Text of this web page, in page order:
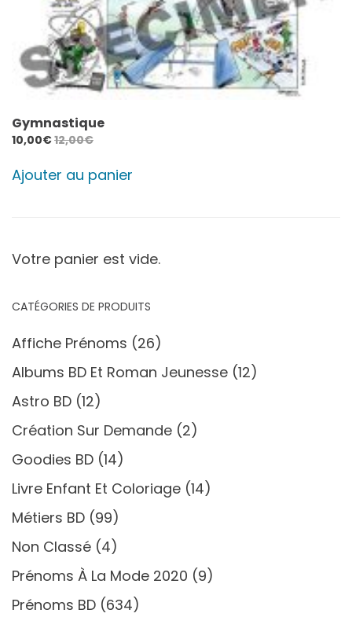
Gymnastique
10,00€12,00€
Ajouter au panier
Votre panier est vide.
CATÉGORIES DE PRODUITS
Affiche Prénoms (26)
Albums BD Et Roman Jeunesse (12)
Astro BD (12)
Création Sur Demande (2)
Goodies BD (14)
Livre Enfant Et Coloriage (14)
Métiers BD (99)
Non Classé (4)
Prénoms À La Mode 2020 (9)
Prénoms BD (634)